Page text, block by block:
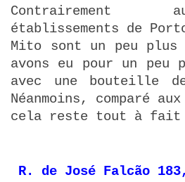
Contrairement
établissements de
Mito sont un peu plus
avons eu pour un peu
avec une bouteille
Néanmoins, comparé
cela reste tout à fait
R. de José Falcão